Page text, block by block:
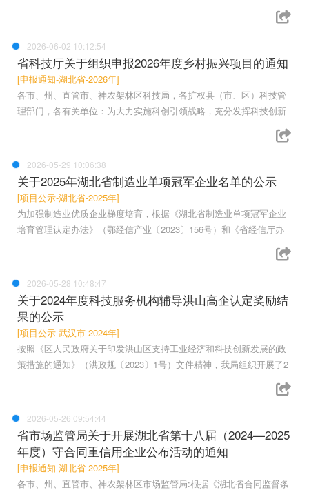
2026-06-02 10:12:54
省科技厅关于组织申报2026年度乡村振兴项目的通知
[申报通知-湖北省-2026年]
各市、州、直管市、神农架林区科技局，各扩权县（市、区）科技管
理部门，各有关单位：为大力实施科创引领战略，充分发挥科技创新
2026-05-29 10:06:38
关于2025年湖北省制造业单项冠军企业名单的公示
[项目公示-湖北省-2025年]
为加强制造业优质企业梯度培育，根据《湖北省制造业单项冠军企业
培育管理认定办法》（鄂经信产业〔2023〕156号）和《省经信厅办
2026-05-28 10:48:47
关于2024年度科技服务机构辅导洪山高企认定奖励结
果的公示
[项目公示-武汉市-2024年]
按照《区人民政府关于印发洪山区支持工业经济和科技创新发展的政
策措施的通知》（洪政规〔2023〕1号）文件精神，我局组织开展了2
2026-05-26 09:54:44
省市场监管局关于开展湖北省第十八届（2024—2025
年度）守合同重信用企业公布活动的通知
[申报通知-湖北省-2025年]
各市、州、直管市、神农架林区市场监管局:根据《湖北省合同监督条